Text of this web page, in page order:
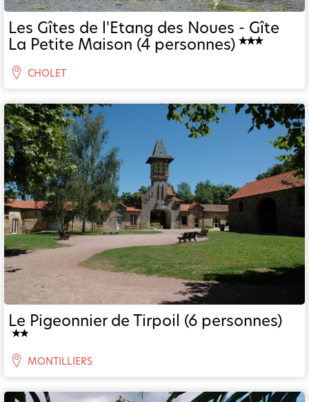
Les Gîtes de l'Etang des Noues - Gîte
La Petite Maison (4 personnes)
CHOLET
Le Pigeonnier de Tirpoil (6 personnes)
MONTILLIERS